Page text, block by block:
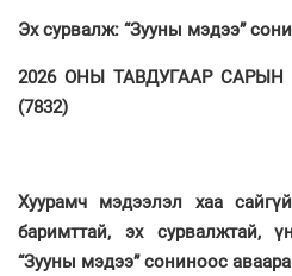
Эх сурвалж: “Зууны мэдээ”
2026 ОНЫ ТАВДУГААР
(7832)
Хуурамч мэдээлэл хаа
баримттай, эх сурвалжтай,
“Зууны мэдээ” сониноос